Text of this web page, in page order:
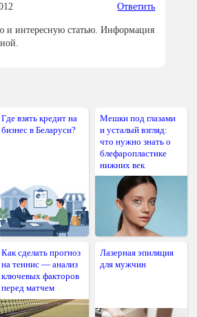
Ответить
и интересную статью. Информация
Где взять кредит на
бизнес в Беларуси?
Мешки под глазами
и усталый взгляд:
что нужно знать о
блефаропластике
нижних век
Как сделать прогноз
на теннис — анализ
ключевых факторов
перед матчем
Лазерная эпиляция
для мужчин